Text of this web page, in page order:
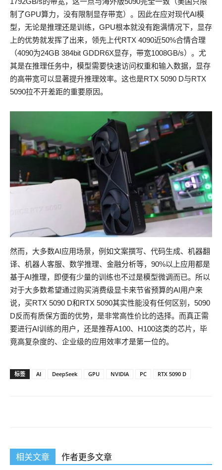
制了GPU算力，没有限制显存带宽）。因此在应对现代AI模
型，无论是推理还是训练，GPU根本就没有跑满情况下，显存
上的优势就发挥了出来，领先上代RTX 4090近50%合情合理
（4090为24GB 384bit GDDR6X显存，带宽1008GB/s）。尤
其是在推理任务中，模型需要快速访问权重和输入数据，显存
的高带宽可以显著提升推理效率。这也是RTX 5090 D与RTX
5090拉不开差距的重要原因。
然而，大多数AI应用场景，例如文案撰写、代码生成、机器翻
译、机器人客服、数学推理、金融分析等，90%以上应用都是
基于AI推理，即便有少量的训练也不过是模型微调而已。所以
对于大多数希望通过购买消费级显卡来节省预算的AI用户来
说，买RTX 5090 D和RTX 5090其实性能没有任何区别，5090
D反而有质保方面的优势，是非常高性价比的选择。而真正需
要进行AI训练的用户，还是推荐A100、H100这类的芯片，毕
竟高复杂度的、企业级的应用效率才是第一位的。
标签 AI DeepSeek GPU NVIDIA PC RTX 5090 D
相关文章 作者更多文章